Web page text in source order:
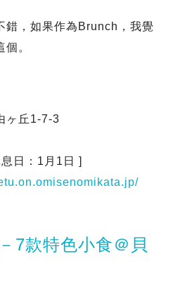
錯，如果作為Brunch，我覺
。
ヶ丘1-7-3
日：1月1日 ]
7款特色小食＠貝